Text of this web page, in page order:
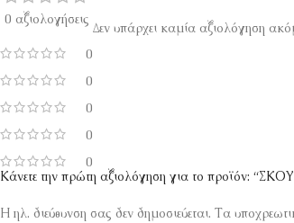
0 αξιολογήσεις
0
0
0
0
0
Δεν υπάρχει καμία αξιολόγηση
Κάνετε την πρώτη αξιολόγηση για το προϊόν:
Η ηλ. διεύθυνση σας δεν δημοσιεύεται. Τα